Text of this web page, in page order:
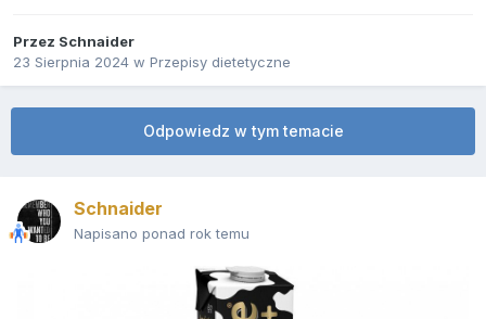
Przez Schnaider
23 Sierpnia 2024 w Przepisy dietetyczne
Odpowiedz w tym temacie
Schnaider
Napisano ponad rok temu